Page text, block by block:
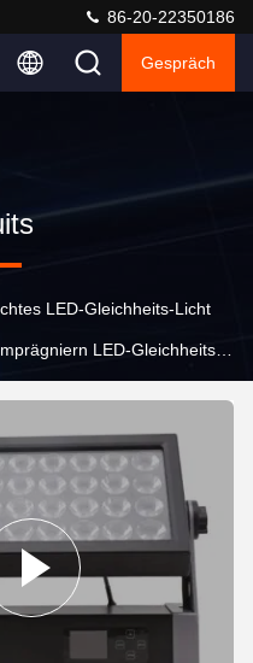
86-20-22350186
Gespräch
LED-Gleichheits-Licht
LED-Gleichheits-